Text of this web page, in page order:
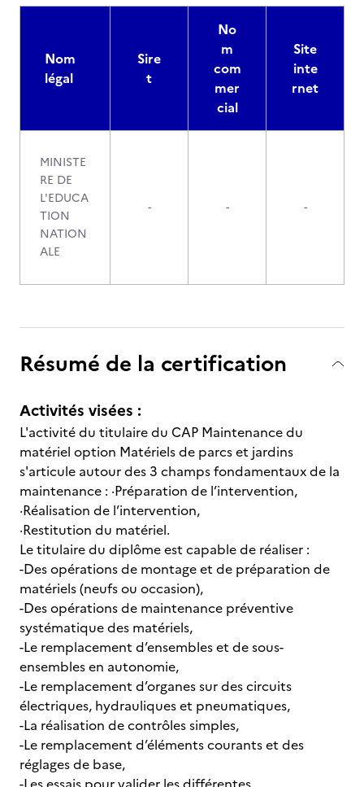
Nom
légal
Sire
t
No
m
com
mer
cial
Site
inte
rnet
MINISTE
RE DE
L'EDUCA
TION
NATION
ALE
- - -
Résumé de la certification
Activités visées :
L'activité du titulaire du CAP Maintenance du
matériel option Matériels de parcs et jardins
s'articule autour des 3 champs fondamentaux de la
maintenance : ·Préparation de l’intervention,
·Réalisation de l’intervention,
·Restitution du matériel.
Le titulaire du diplôme est capable de réaliser :
-Des opérations de montage et de préparation de
matériels (neufs ou occasion),
-Des opérations de maintenance préventive
systématique des matériels,
-Le remplacement d’ensembles et de sous-
ensembles en autonomie,
-Le remplacement d’organes sur des circuits
électriques, hydrauliques et pneumatiques,
-La réalisation de contrôles simples,
-Le remplacement d’éléments courants et des
réglages de base,